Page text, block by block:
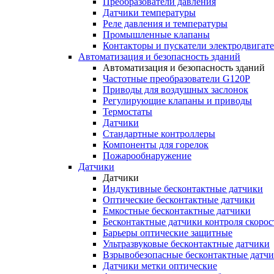
Датчики температуры
Реле давления и температуры
Промышленные клапаны
Контакторы и пускатели
Автоматизация и безопасность зданий
Автоматизация и безопасность зданий
Частотные преобразователи G120P
Приводы для воздушных заслонок
Регулирующие клапаны и приводы
Термостаты
Датчики
Стандартные контроллеры
Компоненты для горелок
Пожарообнаружение
Датчики
Датчики
Индуктивные бесконтактные датчики
Оптические бесконтактные датчики
Емкостные бесконтактные датчики
Бесконтактные датчики контроля
Барьеры оптические защитные
Ультразвуковые бесконтактные датчики
Взрывобезопасные бесконтактные
Датчики метки оптические